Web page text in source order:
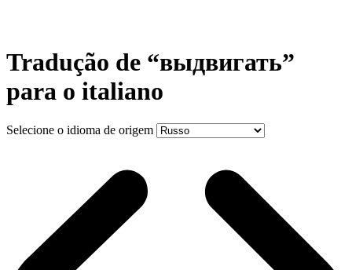
Tradução de “выдвигать”
para o italiano
Selecione o idioma de origem